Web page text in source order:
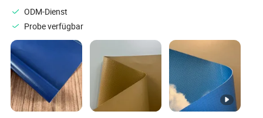
ODM-Dienst
Probe verfügbar